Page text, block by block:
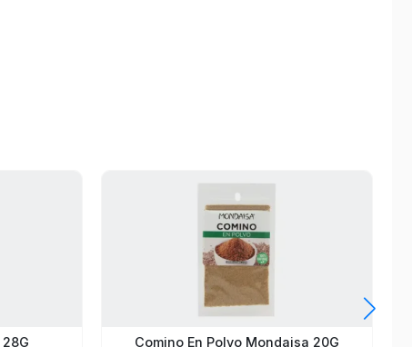
Comino En Polvo Mondaisa 20G